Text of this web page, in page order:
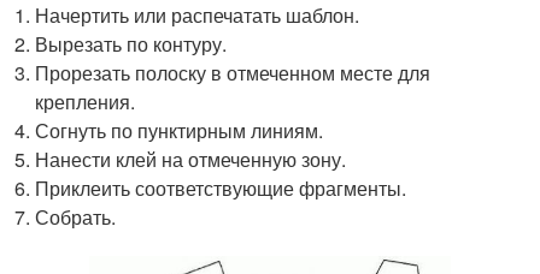
Начертить или распечатать шаблон.
Вырезать по контуру.
Прорезать полоску в отмеченном месте для
крепления.
Согнуть по пунктирным линиям.
Нанести клей на отмеченную зону.
Приклеить соответствующие фрагменты.
Собрать.